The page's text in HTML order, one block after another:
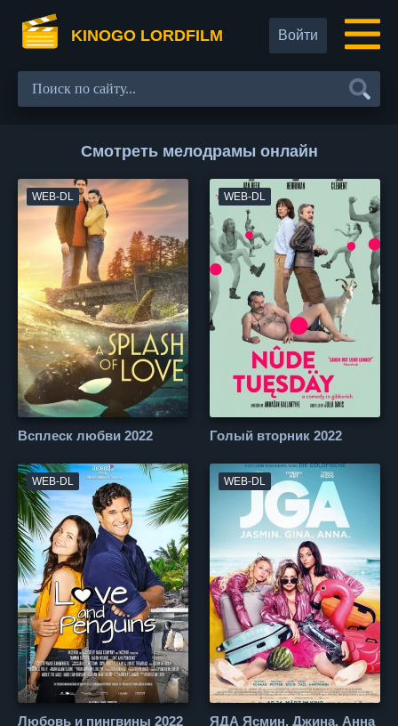
KINOGO LORDFILM Войти
Смотреть мелодрамы онлайн
WEB-DL
Всплеск любви 2022
WEB-DL
Голый вторник 2022
WEB-DL
Любовь и пингвины 2022
WEB-DL
ЯДА Ясмин. Джина. Анна